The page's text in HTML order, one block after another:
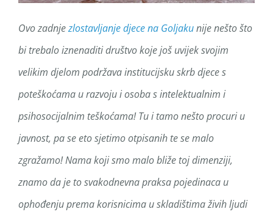
Ovo zadnjezlostavljanje djece na Goljakunije nešto što
bi trebalo iznenaditi društvo koje još uvijek svojim
velikim djelom podržava institucijsku skrb djece s
poteškoćama u razvoju i osoba s intelektualnim i
psihosocijalnim teškoćama! Tu i tamo nešto procuri u
javnost, pa se eto sjetimo otpisanih te se malo
zgražamo! Nama koji smo malo bliže toj dimenziji,
znamo da je to svakodnevna praksa pojedinaca u
ophođenju prema korisnicima u skladištima živih ljudi